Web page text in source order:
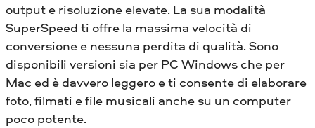
output e risoluzione elevate. La sua modalità
SuperSpeed ​​ti offre la massima velocità di
conversione e nessuna perdita di qualità. Sono
disponibili versioni sia per PC Windows che per
Mac ed è davvero leggero e ti consente di elaborare
foto, filmati e file musicali anche su un computer
poco potente.